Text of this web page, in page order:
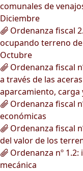
comunales de
Diciembre
Ordenanza fiscal
ocupando terreno
Octubre
Ordenanza fiscal
a través de las
aparcamiento, carga
Ordenanza fiscal
económicas
Ordenanza fiscal
del valor de los
Ordenanza nº
mecánica